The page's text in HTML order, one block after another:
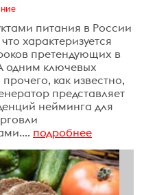
питания в России
характеризуется
претендующих в
одним ключевых
как известно,
представляет
нейминга для
подробнее